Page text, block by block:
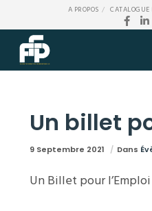
A PROPOS
Un billet
9 Septembre 2021 Dans
Un Billet pour l’Emploi